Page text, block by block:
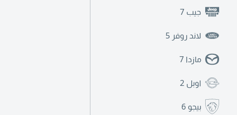
جيب 7
لاند روفر 5
مازدا 7
اوبل 2
بيجو 6